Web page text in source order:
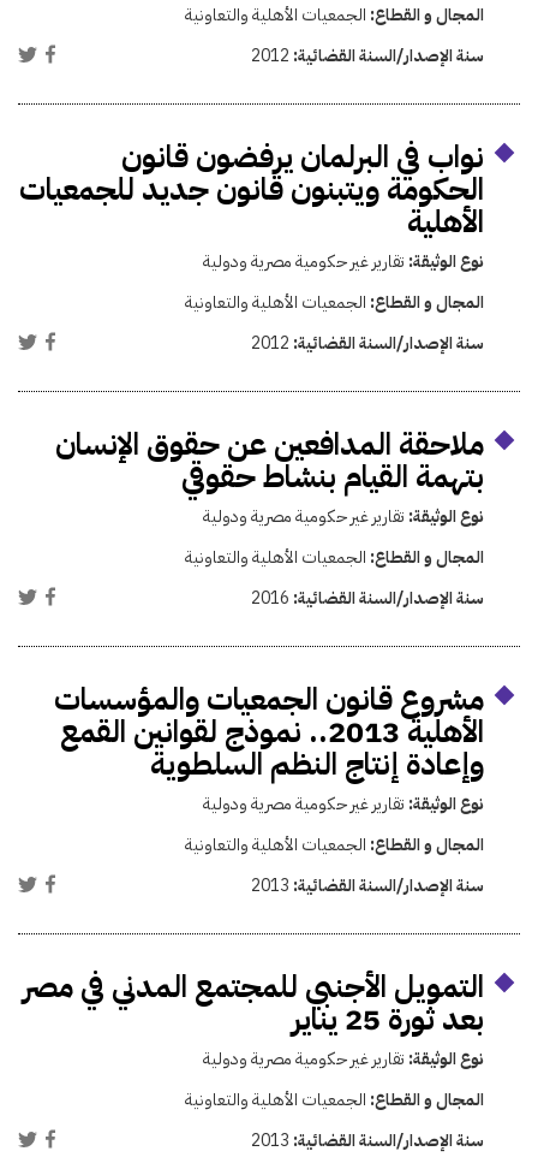
المجال و القطاع: الجمعيات الأهلية والتعاونية
سنة الإصدار/السنة القضائية: 2012
نواب في البرلمان يرفضون قانون
الحكومة ويتبنون قانون جديد للجمعيات
الأهلية
نوع الوثيقة: تقارير غير حكومية مصرية ودولية
المجال و القطاع: الجمعيات الأهلية والتعاونية
سنة الإصدار/السنة القضائية: 2012
ملاحقة المدافعين عن حقوق الإنسان
بتهمة القيام بنشاط حقوقي
نوع الوثيقة: تقارير غير حكومية مصرية ودولية
المجال و القطاع: الجمعيات الأهلية والتعاونية
سنة الإصدار/السنة القضائية: 2016
مشروع قانون الجمعيات والمؤسسات
الأهلية 2013.. نموذج لقوانين القمع
وإعادة إنتاج النظم السلطوية
نوع الوثيقة: تقارير غير حكومية مصرية ودولية
المجال و القطاع: الجمعيات الأهلية والتعاونية
سنة الإصدار/السنة القضائية: 2013
التمويل الأجنبي للمجتمع المدني في مصر
بعد ثورة 25 يناير
نوع الوثيقة: تقارير غير حكومية مصرية ودولية
المجال و القطاع: الجمعيات الأهلية والتعاونية
سنة الإصدار/السنة القضائية: 2013